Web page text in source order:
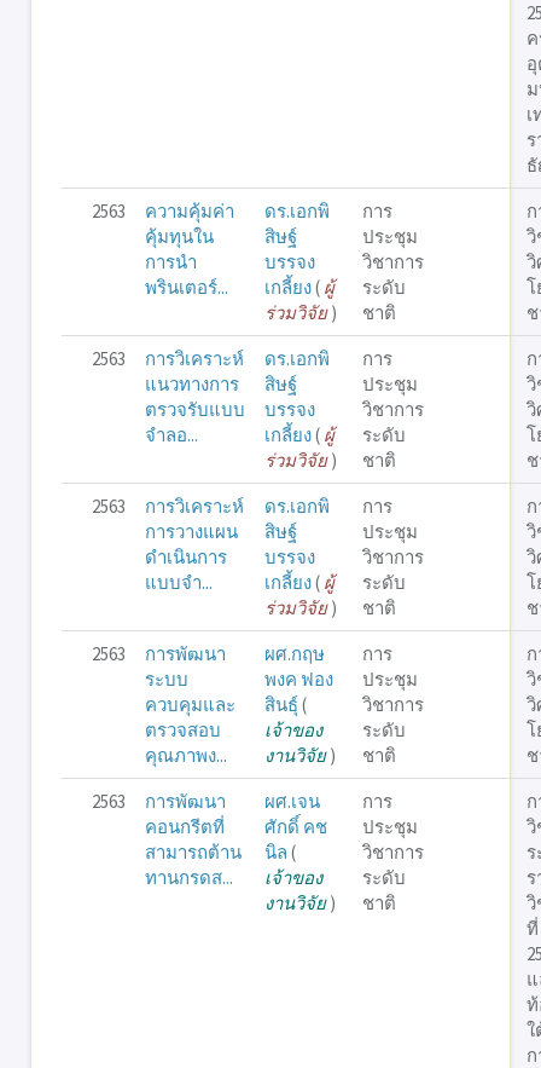
2563
ความคุ้มค่า
คุ้มทุนใน
การนำ
พรินเตอร์...
ดร.เอกพิ
สิษฐ์
บรรจง
เกลี้ยง( ผู้
ร่วมวิจัย)
การ
ประชุม
วิชาการ
ระดับ
ชาติ
วิ
วิ
โ
2563
การวิเคราะห์
แนวทางการ
ตรวจรับแบบ
จำลอ...
ดร.เอกพิ
สิษฐ์
บรรจง
เกลี้ยง( ผู้
ร่วมวิจัย)
การ
ประชุม
วิชาการ
ระดับ
ชาติ
วิ
วิ
โ
2563
การวิเคราะห์
การวางแผน
ดำเนินการ
แบบจำ...
ดร.เอกพิ
สิษฐ์
บรรจง
เกลี้ยง( ผู้
ร่วมวิจัย)
การ
ประชุม
วิชาการ
ระดับ
ชาติ
วิ
วิ
โ
2563
การพัฒนา
ระบบ
ควบคุมและ
ตรวจสอบ
คุณภาพง...
ผศ.กฤษ
พงค ฟอง
สินธุ์(
เจ้าของ
งานวิจัย)
การ
ประชุม
วิชาการ
ระดับ
ชาติ
วิ
วิ
โ
2563
การพัฒนา
คอนกรีตที่
สามารถต้าน
ทานกรดส...
ผศ.เจน
ศักดิ์ คช
นิล (
เจ้าของ
งานวิจัย)
การ
ประชุม
วิชาการ
ระดับ
ชาติ
วิ
วิ
ที่
ก